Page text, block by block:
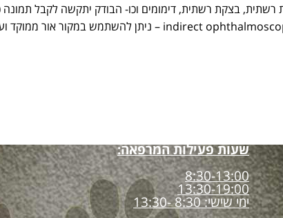
רשתית, בצקת רשתית, דימומים וכו- הבודק יתקשה לקבל תמונה
indirect – ניתן להשתמש במקור אור ממוקד
שעות פעילות המרפאה:
8:30-13:00
13:30-19:00
ימי שישי: 8:30 -13:30